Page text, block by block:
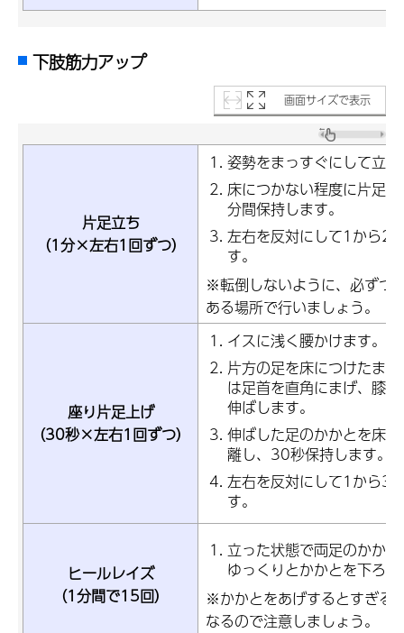
下肢筋力アップ
画面サイズで表示
片足立ち
（1分×左右1回ずつ）
姿勢をまっすぐにして立
床につかない程度に片足
分間保持します。
左右を反対にして1から2
す。
※転倒しないように、必ずつ
ある場所で行いましょう。
座り片足上げ
（30秒×左右1回ずつ）
イスに浅く腰かけます。
片方の足を床につけたま
は足首を直角にまげ、膝
伸ばします。
伸ばした足のかかとを床
離し、30秒保持します。
左右を反対にして1から3
す。
ヒールレイズ
（1分間で15回）
立った状態で両足のかか
ゆっくりとかかとを下ろ
※かかとをあげするとすぎる
なるので注意しましょう。